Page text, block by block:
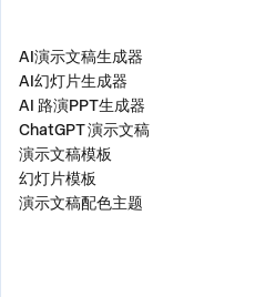
AI演示文稿生成器
AI幻灯片生成器
AI 路演PPT生成器
ChatGPT 演示文稿
演示文稿模板
幻灯片模板
演示文稿配色主题